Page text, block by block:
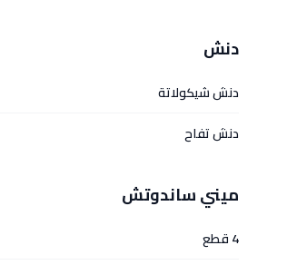
دنش
دنش شيكولاتة
دنش تفاح
ميني ساندوتش
4 قطع